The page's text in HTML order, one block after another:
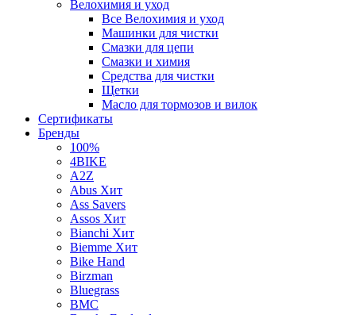
Велохимия и уход
Все Велохимия и уход
Машинки для чистки
Смазки для цепи
Смазки и химия
Средства для чистки
Щетки
Масло для тормозов и вилок
Сертификаты
Бренды
100%
4BIKE
A2Z
Abus Хит
Ass Savers
Assos Хит
Bianchi Хит
Biemme Хит
Bike Hand
Birzman
Bluegrass
BMC